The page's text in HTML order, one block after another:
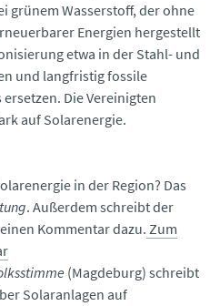
grünem Wasserstoff, der ohne
Energien hergestellt
etwa in der Stahl- und
und langfristig fossile
ersetzen. Die Vereinigten
auf Solarenergie.
in der Region? Das
. Außerdem schreibt der
Kommentar dazu. Zum
(Magdeburg) schreibt
Solaranlagen auf